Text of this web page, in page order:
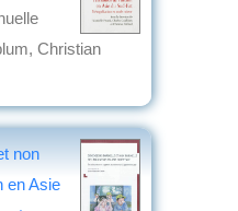
Christian
non
en Asie